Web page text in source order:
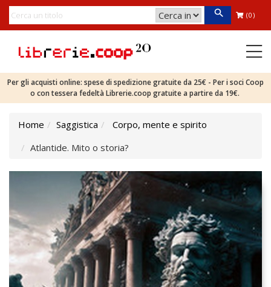
(0)
Per gli acquisti online: spese di spedizione gratuite da 25€ - Per i soci Coop
o con tessera fedeltà Librerie.coop gratuite a partire da 19€.
Home Saggistica
Corpo, mente e spirito
Atlantide. Mito o storia?